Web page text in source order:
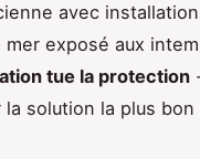
avec
exposé aux
tue la protection
solution la plus bon